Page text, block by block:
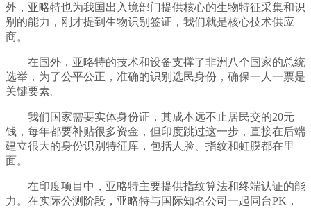
外，亚略特也为我国出入境部门提供核心的生物特征采集和识
别的能力，刚才提到生物识别签证，我们就是核心技术供应
商。
在国外，亚略特的技术和设备支撑了非洲八个国家的总统
选举，为了公平公正，准确的识别选民身份，确保一人一票是
关键要素。
我们国家需要实体身份证，其成本远不止居民交的20元
钱，每年都要补贴很多资金，但印度跳过这一步，直接在后端
建立很大的身份识别特征库，包括人脸、指纹和虹膜都在里
面。
在印度项目中，亚略特主要提供指纹算法和终端认证的能
力。在实际公测阶段，亚略特与国际知名公司一起同台PK，